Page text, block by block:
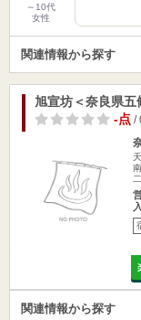
～10代
女性
関連情報から探す
旭宣坊＜奈良県五
-点/
関連情報から探す